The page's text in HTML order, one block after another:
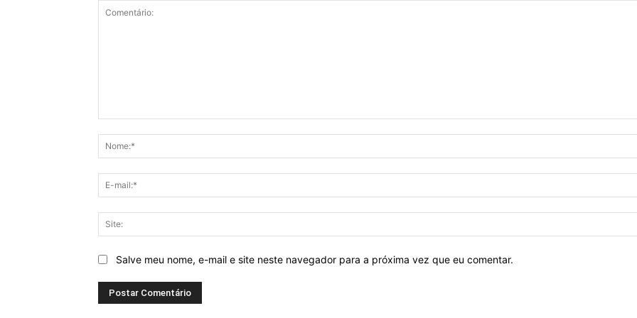
Salve meu nome, e-mail e site neste navegador para a próxima vez que eu comentar.